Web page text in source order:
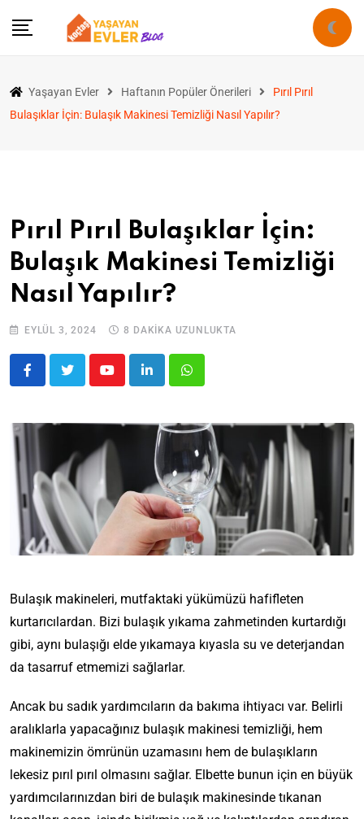
Yaşayan Evler Haftanın Popüler Önerileri
Pırıl Pırıl
Bulaşıklar İçin: Bulaşık Makinesi Temizliği Nasıl Yapılır?
Pırıl Pırıl Bulaşıklar İçin:
Bulaşık Makinesi Temizliği
Nasıl Yapılır?
EYLÜL 3, 2024 8 DAKIKA UZUNLUKTA
Bulaşık makineleri, mutfaktaki yükümüzü hafifleten
kurtarıcılardan. Bizi bulaşık yıkama zahmetinden kurtardığı
gibi, aynı bulaşığı elde yıkamaya kıyasla su ve deterjandan
da tasarruf etmemizi sağlarlar.
Ancak bu sadık yardımcıların da bakıma ihtiyacı var. Belirli
aralıklarla yapacağınız bulaşık makinesi temizliği, hem
makinemizin ömrünün uzamasını hem de bulaşıkların
lekesiz pırıl pırıl olmasını sağlar. Elbette bunun için en büyük
yardımcılarınızdan biri de bulaşık makinesinde tıkanan